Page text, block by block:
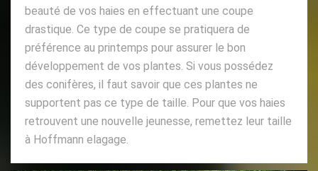
beauté de vos haies en effectuant une coupe
drastique. Ce type de coupe se pratiquera de
préférence au printemps pour assurer le bon
développement de vos plantes. Si vous possédez
des conifères, il faut savoir que ces plantes ne
supportent pas ce type de taille. Pour que vos haies
retrouvent une nouvelle jeunesse, remettez leur taille
à Hoffmann elagage.